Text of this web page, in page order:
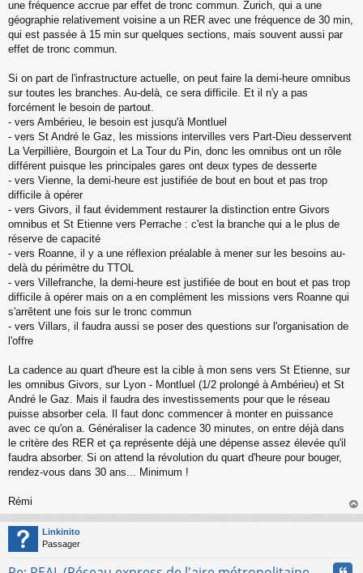
une fréquence accrue par effet de tronc commun. Zurich, qui a une
géographie relativement voisine a un RER avec une fréquence de 30 min,
qui est passée à 15 min sur quelques sections, mais souvent aussi par
effet de tronc commun.
Si on part de l'infrastructure actuelle, on peut faire la demi-heure omnibus
sur toutes les branches. Au-delà, ce sera difficile. Et il n'y a pas
forcément le besoin de partout.
- vers Ambérieu, le besoin est jusqu'à Montluel
- vers St André le Gaz, les missions intervilles vers Part-Dieu desservent
La Verpillière, Bourgoin et La Tour du Pin, donc les omnibus ont un rôle
différent puisque les principales gares ont deux types de desserte
- vers Vienne, la demi-heure est justifiée de bout en bout et pas trop
difficile à opérer
- vers Givors, il faut évidemment restaurer la distinction entre Givors
omnibus et St Etienne vers Perrache : c'est la branche qui a le plus de
réserve de capacité
- vers Roanne, il y a une réflexion préalable à mener sur les besoins au-
delà du périmètre du TTOL
- vers Villefranche, la demi-heure est justifiée de bout en bout et pas trop
difficile à opérer mais on a en complément les missions vers Roanne qui
s'arrêtent une fois sur le tronc commun
- vers Villars, il faudra aussi se poser des questions sur l'organisation de
l'offre
La cadence au quart d'heure est la cible à mon sens vers St Etienne, sur
les omnibus Givors, sur Lyon - Montluel (1/2 prolongé à Ambérieu) et St
André le Gaz. Mais il faudra des investissements pour que le réseau
puisse absorber cela. Il faut donc commencer à monter en puissance
avec ce qu'on a. Généraliser la cadence 30 minutes, on entre déjà dans
le critère des RER et ça représente déjà une dépense assez élevée qu'il
faudra absorber. Si on attend la révolution du quart d'heure pour bouger,
rendez-vous dans 30 ans... Minimum !
Rémi
au
Linkinito
Passager